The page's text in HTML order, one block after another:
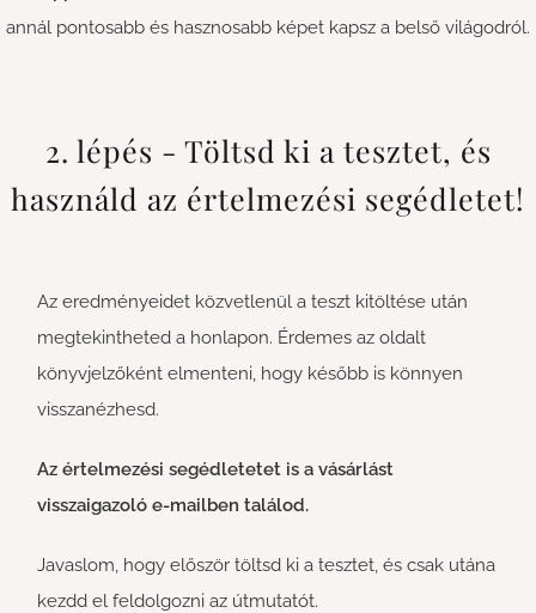
annál pontosabb és hasznosabb képet kapsz a belső világodról.
2. lépés - Töltsd ki a tesztet, és
használd az értelmezési segédletet!
Az eredményeidet közvetlenül a teszt kitöltése után
megtekintheted a honlapon. Érdemes az oldalt
könyvjelzőként elmenteni, hogy később is könnyen
visszanézhesd.
Az értelmezési segédletetet is a vásárlást
visszaigazoló e-mailben találod.
Javaslom, hogy először töltsd ki a tesztet, és csak utána
kezdd el feldolgozni az útmutatót.